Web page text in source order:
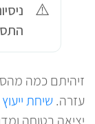
זיהיתם כמה
עזרה. שיחת
יציאה בטוחה